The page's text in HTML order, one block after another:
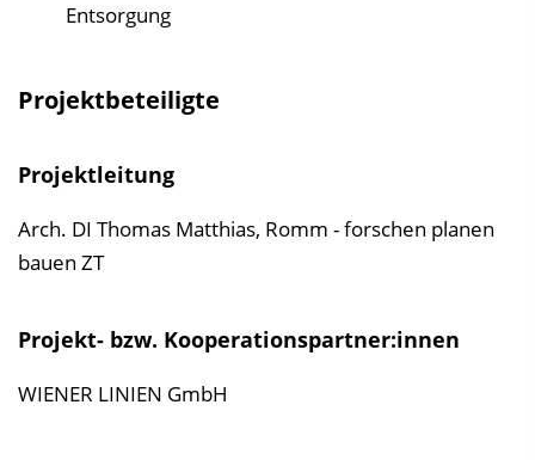
Entsorgung
Projektbeteiligte
Projektleitung
Arch. DI Thomas Matthias, Romm - forschen planen
bauen ZT
Projekt- bzw. Kooperationspartner:innen
WIENER LINIEN GmbH